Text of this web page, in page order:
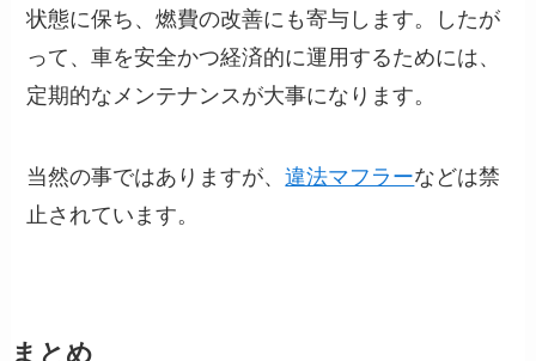
状態に保ち、燃費の改善にも寄与します。したが
って、車を安全かつ経済的に運用するためには、
定期的なメンテナンスが大事になります。
当然の事ではありますが、違法マフラーなどは禁
止されています。
まとめ